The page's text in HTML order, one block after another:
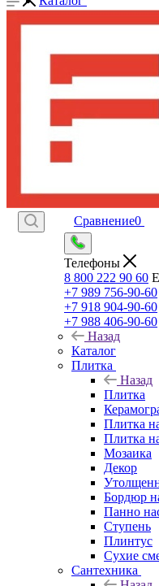
Сравнение0
Телефоны
8 800 222 90 60
+7 989 756-90-60
+7 918 904-90-60
+7 988 406-90-60
Назад
Каталог
Плитка
Назад
Плитка
Плитка
Плитка
Мозаика
Декор
Бордюр
Панно
Ступень
Плинтус
Сухие
Сантехника